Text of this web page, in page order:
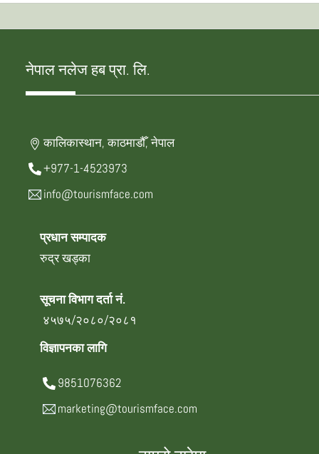
नेपाल नलेज हब प्रा. लि.
कालिकास्थान, काठमाडौँ, नेपाल
+977-1-4523973
info@tourismface.com
प्रधान सम्पादक
रुद्र खड्का
सूचना विभाग दर्ता नं.
४५७५/२०८०/२०८१
विज्ञापनका लागि
9851076362
marketing@tourismface.com